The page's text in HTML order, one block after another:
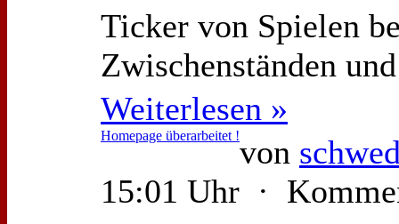
Ticker von Spielen
Zwischenständen
Weiterlesen »
Homepage überarbeitet !von
15:01 Uhr ·